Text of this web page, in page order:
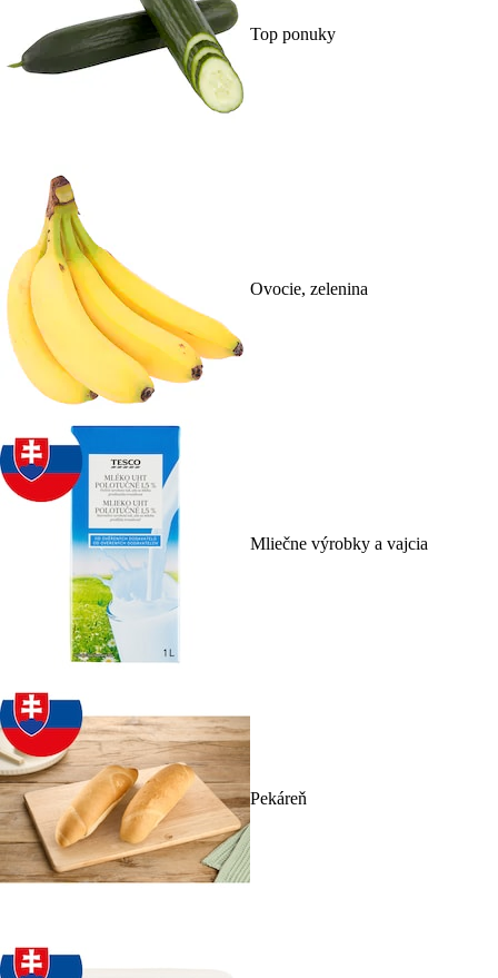
Top ponuky
Ovocie, zelenina
Mliečne výrobky a vajcia
Pekáreň